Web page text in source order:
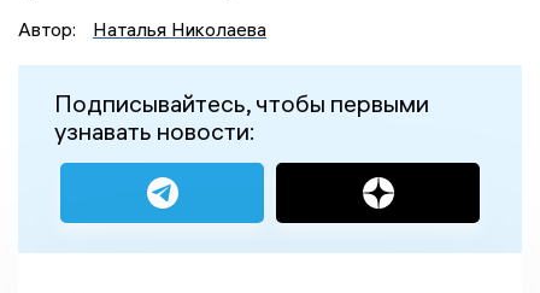
Автор:
Наталья Николаева
Подписывайтесь, чтобы первыми
узнавать новости: